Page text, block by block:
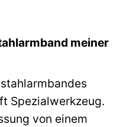
meiner
Spezialwerkzeug.
von einem